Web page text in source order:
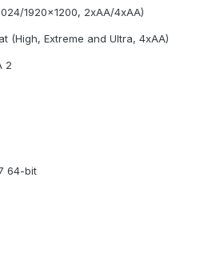
1920x1200, 2xAA/4xAA)
(High, Extreme and Ultra, 4xAA)
2
64-bit